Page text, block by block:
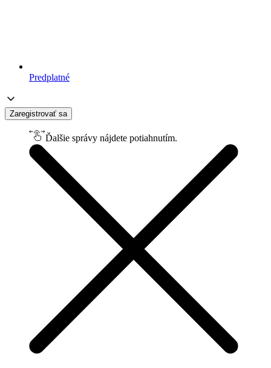
Predplatné
Zaregistrovať sa
Ďalšie správy nájdete potiahnutím.